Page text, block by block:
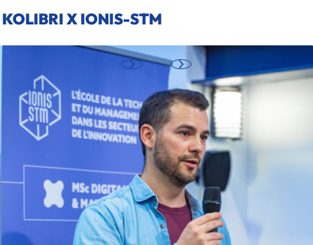
KOLIBRI X IONIS-STM
ENTREPRENEURIAT SCIENTIFIQUE : LES RÉALITÉS DU
SECTEUR BIOTECH
À travers son retour d’expérience, Gabriel Dumy a partagé les défis
et opportunités liés à la création d’une startup biotech en France.
Les étudiants ont pu mieux comprendre :
les enjeux du financement et des levées de fonds en deeptech
les contraintes scientifiques, réglementaires et industrielles
la nécessité de transformer une innovation en solution viable